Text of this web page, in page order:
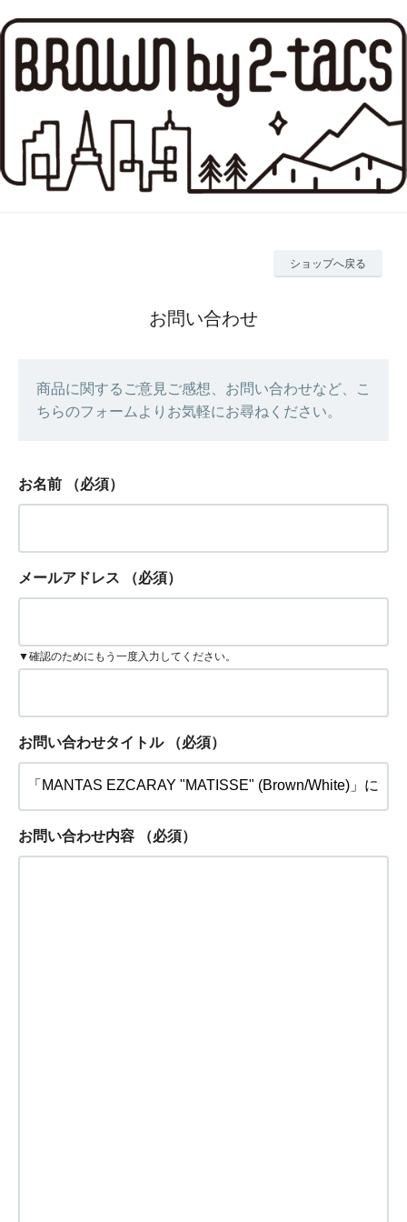
ショップへ戻る
お問い合わせ
商品に関するご意見ご感想、お問い合わせなど、こ
ちらのフォームよりお気軽にお尋ねください。
お名前 （必須）
メールアドレス （必須）
▼確認のためにもう一度入力してください。
お問い合わせタイトル （必須）
お問い合わせ内容 （必須）